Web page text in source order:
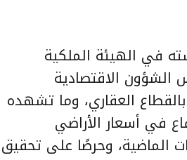
في الهيئة الملكية
الشؤون الاقتصادية
العقاري، وما تشهده
في أسعار الأراضي
الماضية، وحرصًا على تحقيق